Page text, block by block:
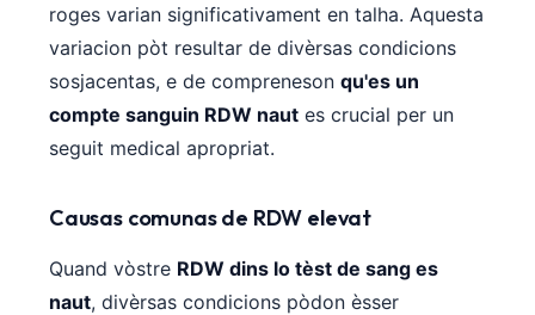
roges varian significativament en talha. Aquesta
variacion pòt resultar de divèrsas condicions
sosjacentas, e de compreneson qu'es un
compte sanguin RDW naut es crucial per un
seguit medical apropriat.
Causas comunas de RDW elevat
Quand vòstre RDW dins lo tèst de sang es
naut, divèrsas condicions pòdon èsser